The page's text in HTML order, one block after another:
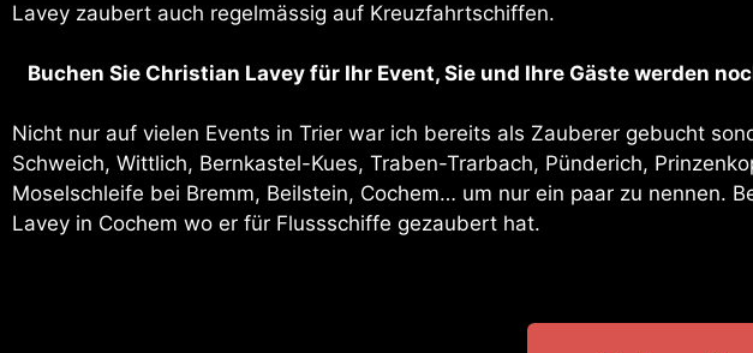
Lavey zaubert auch regelmässig auf Kreuzfahrtschiffen.
Buchen Sie Christian Lavey für Ihr Event, Sie und Ihre Gäste werden
Nicht nur auf vielen Events in Trier war ich bereits als Zauberer gebucht
Schweich, Wittlich, Bernkastel-Kues, Traben-Trarbach, Pünderich,
Moselschleife bei Bremm, Beilstein, Cochem… um nur ein paar zu nennen.
Lavey in Cochem wo er für Flussschiffe gezaubert hat.